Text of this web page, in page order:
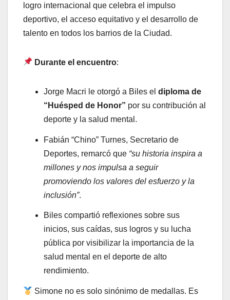
logro internacional que celebra el impulso
deportivo, el acceso equitativo y el desarrollo de
talento en todos los barrios de la Ciudad.
Durante el encuentro:
Jorge Macri le otorgó a Biles el diploma de
“Huésped de Honor” por su contribución al
deporte y la salud mental.
Fabián “Chino” Turnes, Secretario de
Deportes, remarcó que “su historia inspira a
millones y nos impulsa a seguir
promoviendo los valores del esfuerzo y la
inclusión”.
Biles compartió reflexiones sobre sus
inicios, sus caídas, sus logros y su lucha
pública por visibilizar la importancia de la
salud mental en el deporte de alto
rendimiento.
Simone no es solo sinónimo de medallas. Es